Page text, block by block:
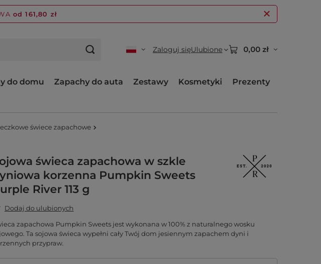
od 161,80 zł
Zaloguj sięUlubione 0,00 zł
do domu Zapachy do auta Zestawy Kosmetyki
Prezenty
świece zapachowe
świeca zapachowa w szkle
korzenna Pumpkin Sweets
River 113 g
Dodaj do ulubionych
zapachowa Pumpkin Sweets jest wykonana w 100% z naturalnego wosku
Ta sojowa świeca wypełni cały Twój dom jesiennym zapachem dyni i
przypraw.